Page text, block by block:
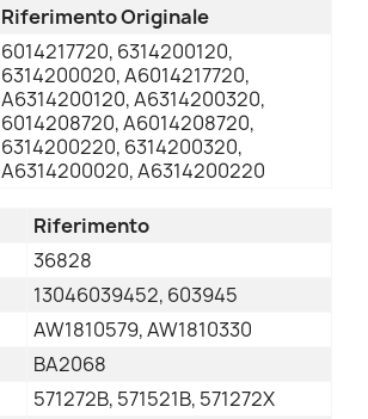
Riferimento Originale
6014217720, 6314200120,
6314200020, A6014217720,
A6314200120, A6314200320,
6014208720, A6014208720,
6314200220, 6314200320,
A6314200020, A6314200220
Riferimento
36828
13046039452, 603945
AW1810579, AW1810330
BA2068
571272B, 571521B, 571272X